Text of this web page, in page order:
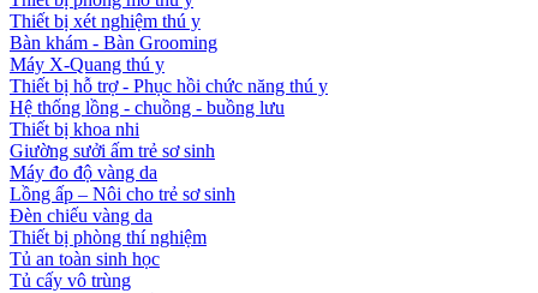
Thiết bị xét nghiệm thú y
Bàn khám - Bàn Grooming
Máy X-Quang thú y
Thiết bị hỗ trợ - Phục hồi chức năng thú y
Hệ thống lồng - chuồng - buồng lưu
Thiết bị khoa nhi
Giường sưởi ấm trẻ sơ sinh
Máy đo độ vàng da
Lồng ấp – Nôi cho trẻ sơ sinh
Đèn chiếu vàng da
Thiết bị phòng thí nghiệm
Tủ an toàn sinh học
Tủ cấy vô trùng